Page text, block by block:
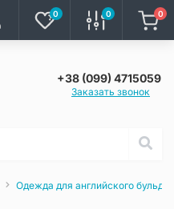
0 0 0
+38 (099) 4715059
Заказать звонок
Одежда для английского